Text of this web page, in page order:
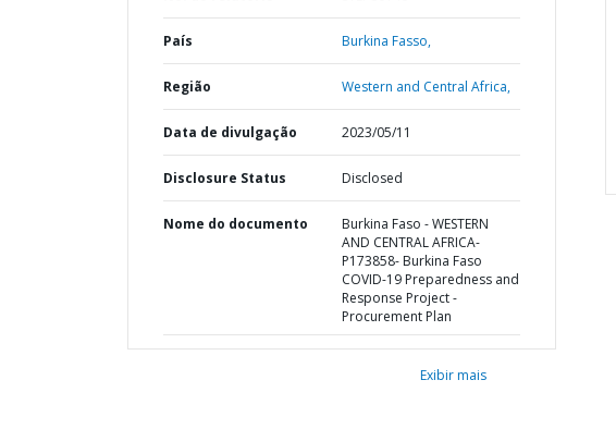
País Burkina Fasso,
Região Western and Central Africa,
Data de divulgação 2023/05/11
Disclosure Status Disclosed
Nome do documento
Burkina Faso - WESTERN
AND CENTRAL AFRICA-
P173858- Burkina Faso
COVID-19 Preparedness and
Response Project -
Procurement Plan
Exibir mais